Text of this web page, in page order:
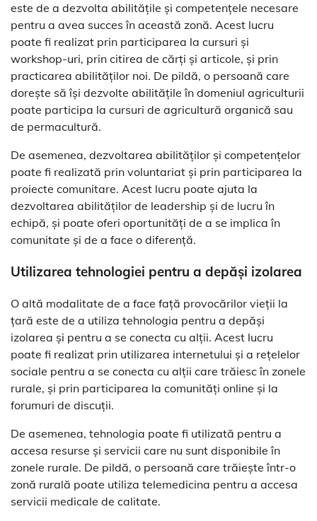
este de a dezvolta abilitățile și competențele necesare
pentru a avea succes în această zonă. Acest lucru
poate fi realizat prin participarea la cursuri și
workshop-uri, prin citirea de cărți și articole, și prin
practicarea abilităților noi. De pildă, o persoană care
dorește să își dezvolte abilitățile în domeniul agriculturii
poate participa la cursuri de agricultură organică sau
de permacultură.
De asemenea, dezvoltarea abilităților și competențelor
poate fi realizată prin voluntariat și prin participarea la
proiecte comunitare. Acest lucru poate ajuta la
dezvoltarea abilităților de leadership și de lucru în
echipă, și poate oferi oportunități de a se implica în
comunitate și de a face o diferență.
Utilizarea tehnologiei pentru a depăși izolarea
O altă modalitate de a face față provocărilor vieții la
țară este de a utiliza tehnologia pentru a depăși
izolarea și pentru a se conecta cu alții. Acest lucru
poate fi realizat prin utilizarea internetului și a rețelelor
sociale pentru a se conecta cu alții care trăiesc în zonele
rurale, și prin participarea la comunități online și la
forumuri de discuții.
De asemenea, tehnologia poate fi utilizată pentru a
accesa resurse și servicii care nu sunt disponibile în
zonele rurale. De pildă, o persoană care trăiește într-o
zonă rurală poate utiliza telemedicina pentru a accesa
servicii medicale de calitate.